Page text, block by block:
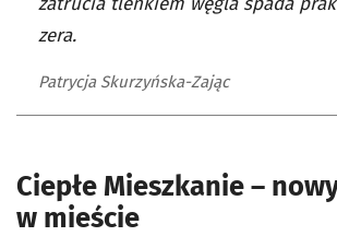
zera.
Patrycja Skurzyńska-Zając
Ciepłe Mieszkanie –
w mieście